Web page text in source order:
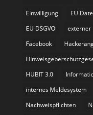
Einwilligung
EU
EU DSGVO
externer
Facebook
HUBIT 3.0
internes Meldesystem
Nachweispflichten